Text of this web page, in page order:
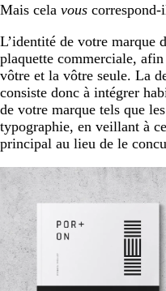
Mais cela vous
L’identité de votre marque
plaquette commerciale,
vôtre et la vôtre seule. La
consiste donc à intégrer
de votre marque tels que
typographie, en veillant à
principal au lieu de le